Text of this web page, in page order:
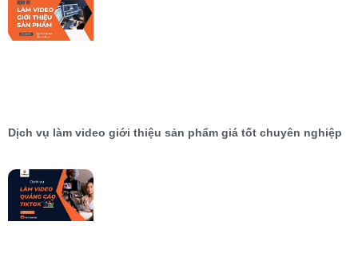
Dịch vụ làm video giới thiệu sản phẩm giá tốt chuyên nghiệp